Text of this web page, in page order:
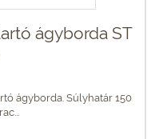
ágyborda ST
ágyborda. Súlyhatár 150